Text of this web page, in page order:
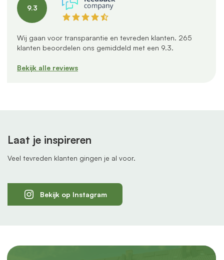
9.3
Wij gaan voor transparantie en tevreden klanten. 265
klanten beoordelen ons gemiddeld met een 9.3.
Bekijk alle reviews
Laat je inspireren
Veel tevreden klanten gingen je al voor.
Bekijk op Instagram